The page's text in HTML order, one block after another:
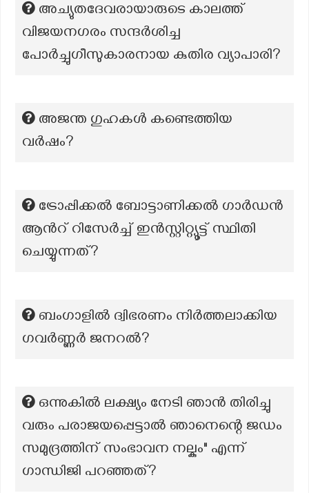
അച്യുതദേവരായാരുടെ കാലത്ത്
വിജയനഗരം സന്ദർശിച്ച
പോർച്ചുഗീസുകാരനായ കുതിര വ്യാപാരി?
അജന്ത ഗുഹകൾ കണ്ടെത്തിയ
വർഷം?
ട്രോപ്പിക്കൽ ബോട്ടാണിക്കൽ ഗാർഡൻ
ആന്‍റ് റിസേർച്ച് ഇൻസ്റ്റിറ്റ്യൂട്ട് സ്ഥിതി
ചെയ്യുന്നത്?
ബംഗാളിൽ ദ്വിഭരണം നിർത്തലാക്കിയ
ഗവർണ്ണർ ജനറൽ?
ഒന്നുകിൽ ലക്ഷ്യം നേടി ഞാൻ തിരിച്ചു
വരും പരാജയപ്പെട്ടാൽ ഞാനെന്റെ ജഡം
സമുദ്രത്തിന് സംഭാവന നല്കും" എന്ന്
ഗാന്ധിജി പറഞ്ഞത്?